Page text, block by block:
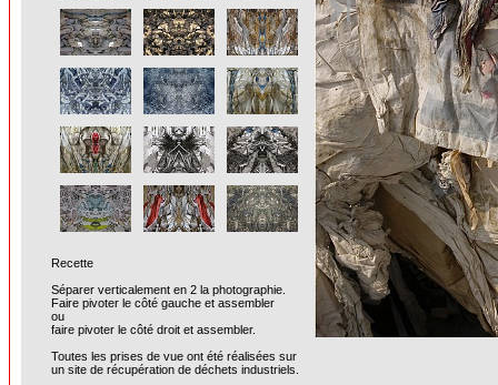
Recette
Séparer verticalement en 2 la photographie.
Faire pivoter le côté gauche et assembler
ou
faire pivoter le côté droit et assembler.
Toutes les prises de vue ont été réalisées sur
un site de récupération de déchets industriels.